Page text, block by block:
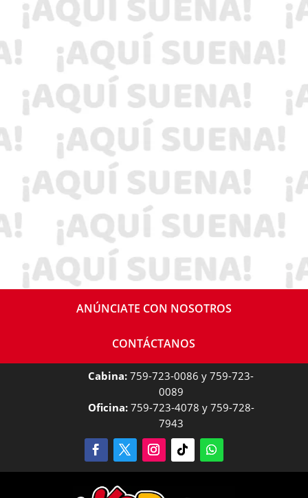
La KeBuena Hidalgo invita a todos los niños y
niñas del Valle del Mezquital a participar en la
10ma. Edición del «Ke Buen Gol 2023»
ANÚNCIATE CON NOSOTROS
CONTÁCTANOS
Cabina: 759-723-0086 y 759-723-
0089
Oficina:759-723-4078 y 759-728-
7943